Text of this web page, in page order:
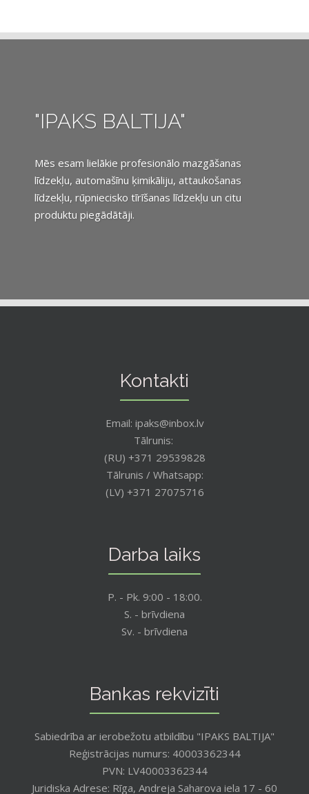
"IPAKS BALTIJA"
Mēs esam lielākie profesionālo mazgāšanas
līdzekļu, automašīnu ķimikāliju, attaukošanas
līdzekļu, rūpniecisko tīrīšanas līdzekļu un citu
produktu piegādātāji.
Kontakti
Email: ipaks@inbox.lv
Tālrunis:
(RU) +371 29539828
Tālrunis / Whatsapp:
(LV) +371 27075716
Darba laiks
P. - Pk. 9:00 - 18:00.
S. - brīvdiena
Sv. - brīvdiena
Bankas rekvizīti
Sabiedrība ar ierobežotu atbildību "IPAKS BALTIJA"
Reģistrācijas numurs: 40003362344
PVN: LV40003362344
Juridiska Adrese: Rīga, Andreja Saharova iela 17 - 60